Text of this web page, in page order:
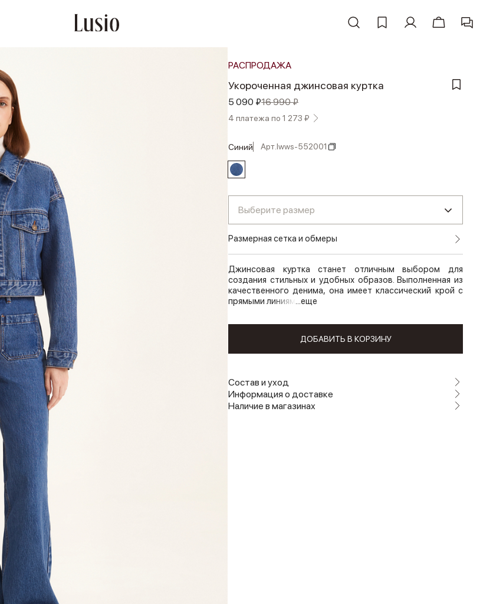
РАСПРОДАЖА
Укороченная джинсовая куртка
5 090 ₽16 990 ₽
4 платежа по 1 273 ₽
синий Арт.lwws-552001
Выберите размер
Размерная сетка и обмеры
Джинсовая куртка станет отличным выбором для
создания стильных и удобных образов. Выполненная из
качественного денима, она имеет классический крой с
прямыми линиям ...еще
ДОБАВИТЬ В КОРЗИНУ
Состав и уход
Информация о доставке
Наличие в магазинах